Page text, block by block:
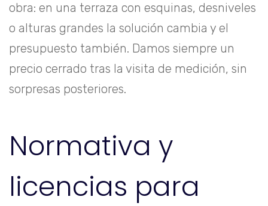
obra: en una terraza con esquinas, desniveles
o alturas grandes la solución cambia y el
presupuesto también. Damos siempre un
precio cerrado tras la visita de medición, sin
sorpresas posteriores.
Normativa y
licencias para